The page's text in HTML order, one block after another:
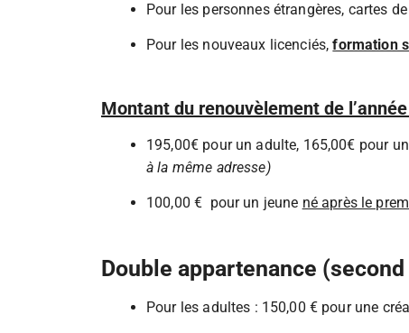
Pour les personnes étrangères, cartes
Pour les nouveaux licenciés,formation
Montant du renouvèlement de
195,00€ pour un adulte, 165,00€ pour
à la même adresse)
100,00 € pour un jeune né après le
Double appartenance
Pour les adultes : 150,00 € pour une